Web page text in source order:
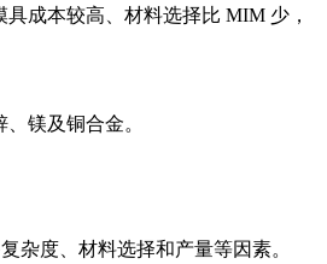
成本较高、材料选择比 MIM 少，
镁及铜合金。
杂度、材料选择和产量等因素。